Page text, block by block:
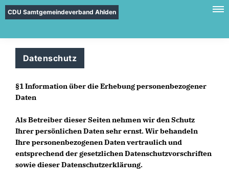
CDU Samtgemeindeverband Ahlden
Datenschutz
§1 Information über die Erhebung personenbezogener
Daten
Als Betreiber dieser Seiten nehmen wir den Schutz
Ihrer persönlichen Daten sehr ernst. Wir behandeln
Ihre personenbezogenen Daten vertraulich und
entsprechend der gesetzlichen Datenschutzvorschriften
sowie dieser Datenschutzerklärung.